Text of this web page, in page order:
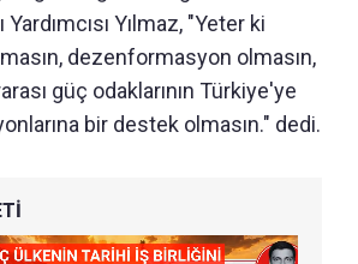
Yılmaz, "Yeter ki
dezenformasyon olmasın,
güç odaklarının Türkiye'ye
bir destek olmasın." dedi.